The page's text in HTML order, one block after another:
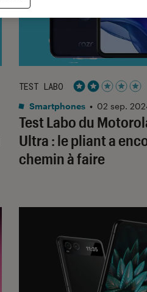
Test Labo du
Ultra : le pliant a
chemin à faire
TEST LABO
Noté 2 étoiles
Smartphones • 02 sep.